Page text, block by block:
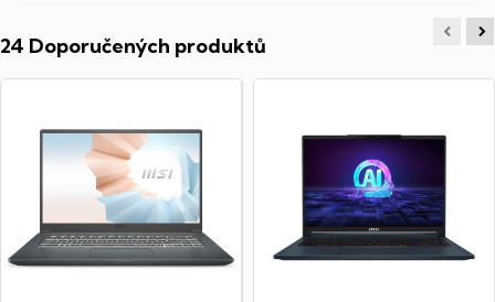
24 Doporučených produktů